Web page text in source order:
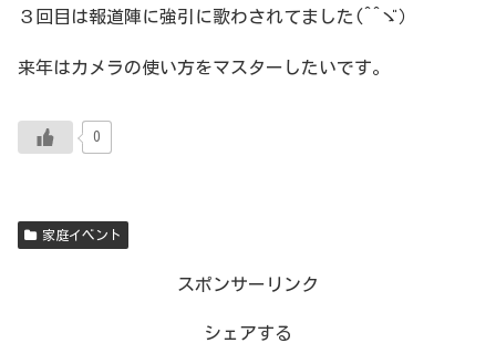
３回目は報道陣に強引に歌わされてました(^^ゞ）
来年はカメラの使い方をマスターしたいです。
0
家庭イベント
スポンサーリンク
シェアする